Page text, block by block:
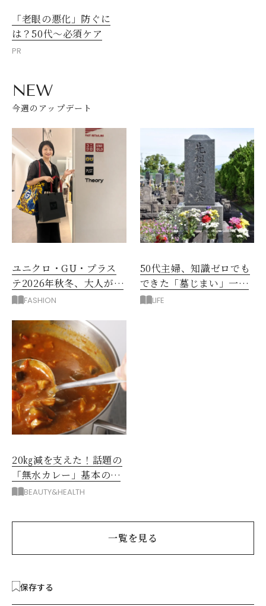
「老眼の悪化」防ぐに
は？50代～必須ケア
PR
NEW
今週のアップデート
ユニクロ・GU・プラス
テ2026年秋冬、大人が着
たい新作服は？
FASHION
50代主婦、知識ゼロでも
できた「墓じまい」一つ
後悔したのは、ある順
LIFE
20㎏減を支えた！話題の
「無水カレー」基本の作
り方とおすすめルウ6選
BEAUTY&HEALTH
一覧を見る
保存する